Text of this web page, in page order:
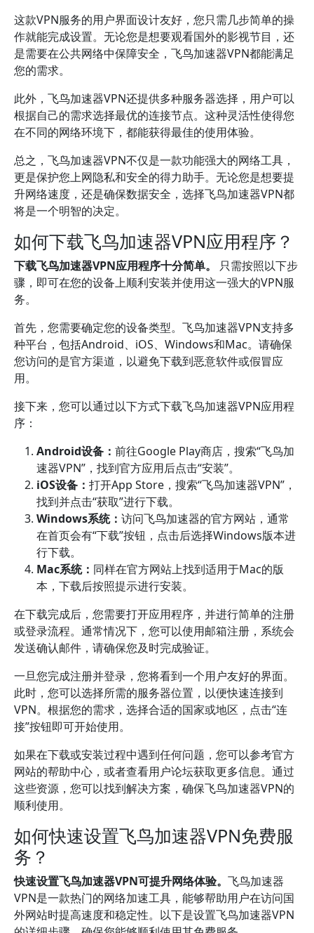
这款VPN服务的用户界面设计友好，您只需几步简单的操
作就能完成设置。无论您是想要观看国外的影视节目，还
是需要在公共网络中保障安全，飞鸟加速器VPN都能满足
您的需求。
此外，飞鸟加速器VPN还提供多种服务器选择，用户可以
根据自己的需求选择最优的连接节点。这种灵活性使得您
在不同的网络环境下，都能获得最佳的使用体验。
总之，飞鸟加速器VPN不仅是一款功能强大的网络工具，
更是保护您上网隐私和安全的得力助手。无论您是想要提
升网络速度，还是确保数据安全，选择飞鸟加速器VPN都
将是一个明智的决定。
如何下载飞鸟加速器VPN应用程序？
下载飞鸟加速器VPN应用程序十分简单。
只需按照以下步
骤，即可在您的设备上顺利安装并使用这一强大的VPN服
务。
首先，您需要确定您的设备类型。飞鸟加速器VPN支持多
种平台，包括Android、iOS、Windows和Mac。请确保
您访问的是官方渠道，以避免下载到恶意软件或假冒应
用。
接下来，您可以通过以下方式下载飞鸟加速器VPN应用程
序：
Android设备： 前往Google Play商店，搜索“飞鸟加
速器VPN”，找到官方应用后点击“安装”。
iOS设备： 打开App Store，搜索“飞鸟加速器VPN”，
找到并点击“获取”进行下载。
Windows系统： 访问飞鸟加速器的官方网站，通常
在首页会有“下载”按钮，点击后选择Windows版本进
行下载。
Mac系统： 同样在官方网站上找到适用于Mac的版
本，下载后按照提示进行安装。
在下载完成后，您需要打开应用程序，并进行简单的注册
或登录流程。通常情况下，您可以使用邮箱注册，系统会
发送确认邮件，请确保您及时完成验证。
一旦您完成注册并登录，您将看到一个用户友好的界面。
此时，您可以选择所需的服务器位置，以便快速连接到
VPN。根据您的需求，选择合适的国家或地区，点击“连
接”按钮即可开始使用。
如果在下载或安装过程中遇到任何问题，您可以参考官方
网站的帮助中心，或者查看用户论坛获取更多信息。通过
这些资源，您可以找到解决方案，确保飞鸟加速器VPN的
顺利使用。
如何快速设置飞鸟加速器VPN免费服
务？
快速设置飞鸟加速器VPN可提升网络体验。 飞鸟加速器
VPN是一款热门的网络加速工具，能够帮助用户在访问国
外网站时提高速度和稳定性。以下是设置飞鸟加速器VPN